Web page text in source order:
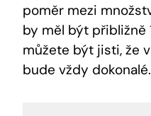
poměr mezi
by měl být přibližně
můžete být jisti, že
bude vždy dokonalé.